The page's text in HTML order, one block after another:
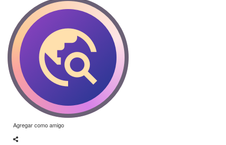
Agregar como amigo